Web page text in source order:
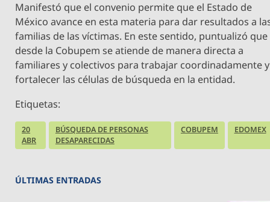
Manifestó que el convenio permite que el Estado de
México avance en esta materia para dar resultados a
familias de las víctimas. En este sentido, puntualizó que
desde la Cobupem se atiende de manera directa a
familiares y colectivos para trabajar coordinadamente y
fortalecer las células de búsqueda en la entidad.
Etiquetas:
20
ABR
BÚSQUEDA DE PERSONAS
DESAPARECIDAS
COBUPEM EDOMEX
ÚLTIMAS ENTRADAS